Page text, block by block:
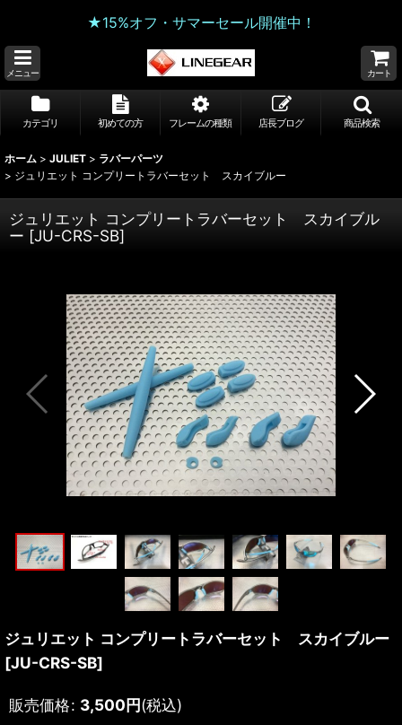
★15%オフ・サマーセール開催中！
メニュー カート
カテゴリ 初めての方 フレームの種類 店長ブログ 商品検索
ホーム > JULIET > ラバーパーツ
> ジュリエット コンプリートラバーセット スカイブルー
ジュリエット コンプリートラバーセット スカイブル
ー [JU-CRS-SB]
ジュリエット コンプリートラバーセット スカイブルー
[JU-CRS-SB]
販売価格: 3,500円(税込)